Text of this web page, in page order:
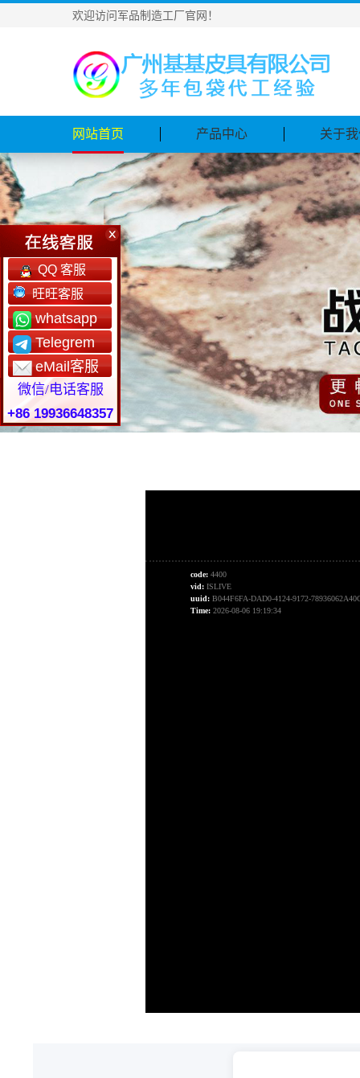
欢迎访问军品制造工厂官网！
网站首页 产品中心 关于
QQ 客服
旺旺客服
whatsapp
Telegrem
eMail客服
微信/电话客服
+86 19936648357